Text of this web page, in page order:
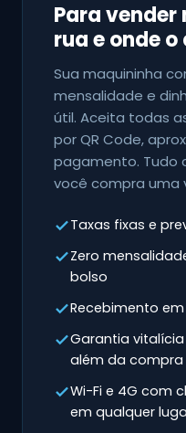
Para vender
rua e onde
Sua maquininha
mensalidade e
útil. Aceita todas
por QR Code,
pagamento. Tudo
você compra uma
Taxas fixas e
Zero
bolso
Recebimento em
Garantia
além da compra
Wi-Fi e 4G com
em qualquer